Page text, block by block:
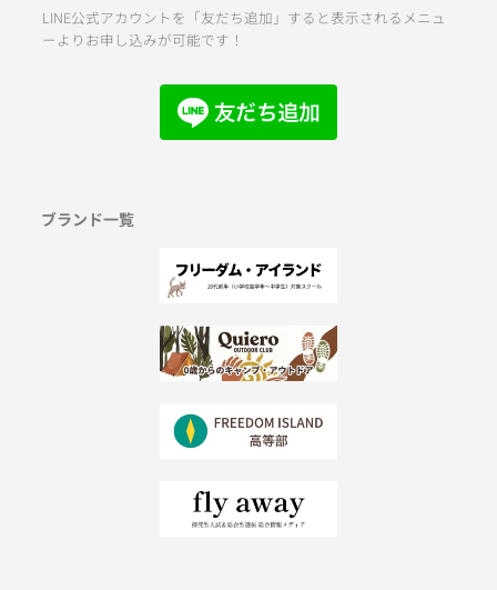
LINE公式アカウントを「友だち追加」すると表示されるメニュ
ーよりお申し込みが可能です！
ブランド一覧